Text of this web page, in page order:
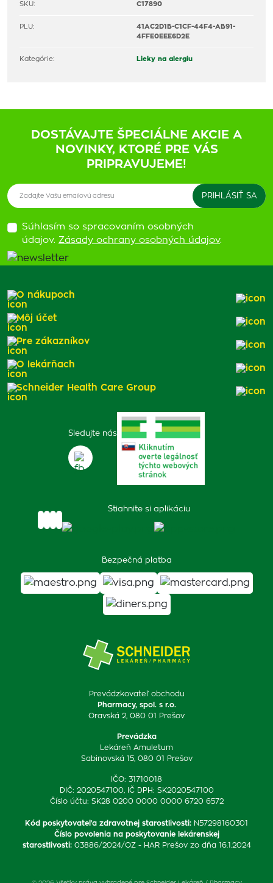
SKU: C17890
PLU:
41AC2D1B-C1CF-44F4-AB91-
4FFE0EEE6D2E
Kategórie: Lieky na alergiu
DOSTÁVAJTE ŠPECIÁLNE AKCIE A
NOVINKY, KTORÉ PRE VÁS
PRIPRAVUJEME!
Súhlasím so spracovaním osobných
údajov. Zásady ochrany osobných údajov.
Prevádzkovateľ obchodu
Pharmacy, spol. s r.o.
Oravská 2, 080 01 Prešov
Prevádzka
Lekáreň Amuletum
Sabinovská 15, 080 01 Prešov
IČO: 31710018
DIČ: 2020547100, IČ DPH: SK2020547100
Číslo účtu: SK28 0200 0000 0000 6720 6572
Kód poskytovateľa zdravotnej starostlivosti: N57298160301
Číslo povolenia na poskytovanie lekárenskej
starostlivosti: 03886/2024/OZ - HAR Prešov zo dňa 16.1.2024
Sledujte nás
Stiahnite si aplikáciu
Bezpečná platba
O nákupoch
Môj účet
Pre zákazníkov
O lekárňach
Schneider Health Care Group